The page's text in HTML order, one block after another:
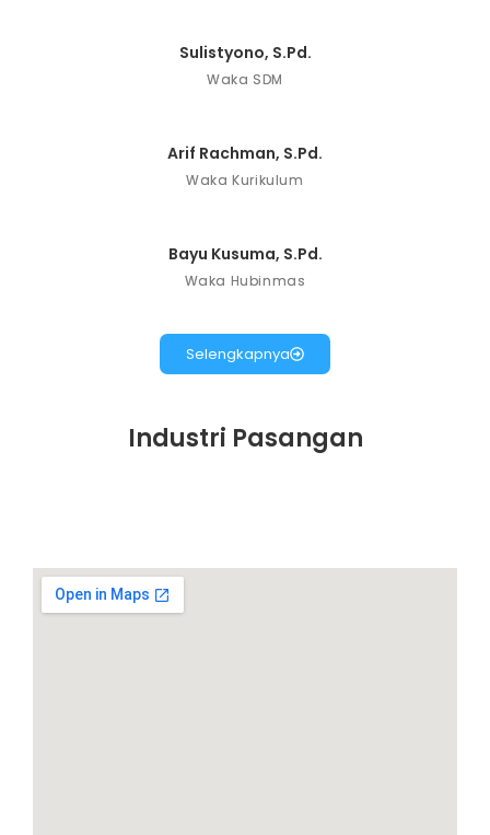
Sulistyono, S.Pd.
Waka SDM
Arif Rachman, S.Pd.
Waka Kurikulum
Bayu Kusuma, S.Pd.
Waka Hubinmas
Selengkapnya
Industri Pasangan